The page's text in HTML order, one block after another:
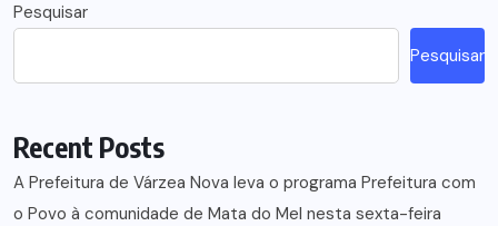
posts
Pesquisar
Pesquisar
Recent Posts
A Prefeitura de Várzea Nova leva o programa Prefeitura com
o Povo à comunidade de Mata do Mel nesta sexta-feira